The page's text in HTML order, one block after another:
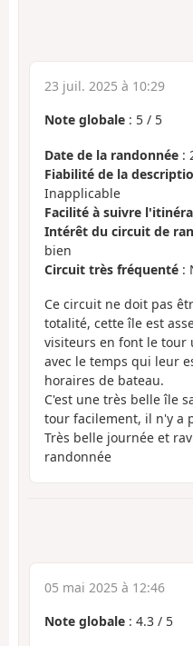
23 juil. 2025 à 10:29
Note globale : 5 / 5
Date de la randonnée :
Fiabilité de la
Inapplicable
Facilité à suivre
Intérêt du circuit de
bien
Circuit très fréquenté :
Ce circuit ne doit pas
totalité, cette île est
visiteurs en font le tour
avec le temps qui leur
horaires de bateau.
C'est une très belle île
tour facilement, il n'y a
Très belle journée et
randonnée
05 mai 2025 à 12:46
Note globale : 4.3 / 5